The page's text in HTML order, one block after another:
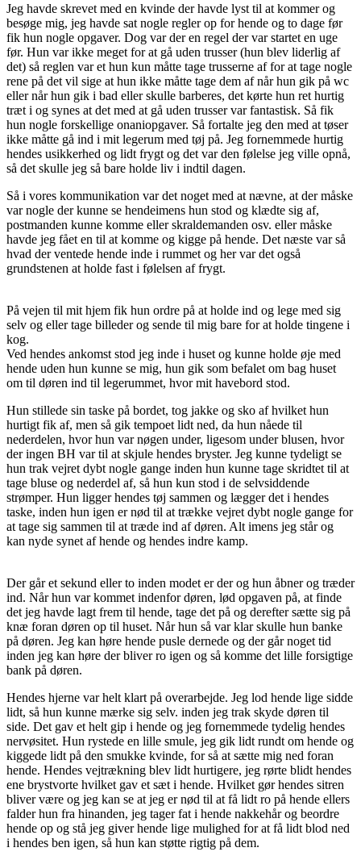
Jeg havde skrevet med en kvinde der havde lyst til at kommer og
besøge mig, jeg havde sat nogle regler op for hende og to dage før
fik hun nogle opgaver. Dog var der en regel der var startet en uge
før. Hun var ikke meget for at gå uden trusser (hun blev liderlig af
det) så reglen var et hun kun måtte tage trusserne af for at tage nogle
rene på det vil sige at hun ikke måtte tage dem af når hun gik på wc
eller når hun gik i bad eller skulle barberes, det kørte hun ret hurtig
træt i og synes at det med at gå uden trusser var fantastisk. Så fik
hun nogle forskellige onaniopgaver. Så fortalte jeg den med at tøser
ikke måtte gå ind i mit legerum med tøj på. Jeg fornemmede hurtig
hendes usikkerhed og lidt frygt og det var den følelse jeg ville opnå,
så det skulle jeg så bare holde liv i indtil dagen.
Så i vores kommunikation var det noget med at nævne, at der måske
var nogle der kunne se hendeimens hun stod og klædte sig af,
postmanden kunne komme eller skraldemanden osv. eller måske
havde jeg fået en til at komme og kigge på hende. Det næste var så
hvad der ventede hende inde i rummet og her var det også
grundstenen at holde fast i følelsen af frygt.
På vejen til mit hjem fik hun ordre på at holde ind og lege med sig
selv og eller tage billeder og sende til mig bare for at holde tingene i
kog.
Ved hendes ankomst stod jeg inde i huset og kunne holde øje med
hende uden hun kunne se mig, hun gik som befalet om bag huset
om til døren ind til legerummet, hvor mit havebord stod.
Hun stillede sin taske på bordet, tog jakke og sko af hvilket hun
hurtigt fik af, men så gik tempoet lidt ned, da hun nåede til
nederdelen, hvor hun var nøgen under, ligesom under blusen, hvor
der ingen BH var til at skjule hendes bryster. Jeg kunne tydeligt se
hun trak vejret dybt nogle gange inden hun kunne tage skridtet til at
tage bluse og nederdel af, så hun kun stod i de selvsiddende
strømper. Hun ligger hendes tøj sammen og lægger det i hendes
taske, inden hun igen er nød til at trække vejret dybt nogle gange for
at tage sig sammen til at træde ind af døren. Alt imens jeg står og
kan nyde synet af hende og hendes indre kamp.
Der går et sekund eller to inden modet er der og hun åbner og træder
ind. Når hun var kommet indenfor døren, lød opgaven på, at finde
det jeg havde lagt frem til hende, tage det på og derefter sætte sig på
knæ foran døren op til huset. Når hun så var klar skulle hun banke
på døren. Jeg kan høre hende pusle dernede og der går noget tid
inden jeg kan høre der bliver ro igen og så komme det lille forsigtige
bank på døren.
Hendes hjerne var helt klart på overarbejde. Jeg lod hende lige sidde
lidt, så hun kunne mærke sig selv. inden jeg trak skyde døren til
side. Det gav et helt gip i hende og jeg fornemmede tydelig hendes
nervøsitet. Hun rystede en lille smule, jeg gik lidt rundt om hende og
kiggede lidt på den smukke kvinde, for så at sætte mig ned foran
hende. Hendes vejtrækning blev lidt hurtigere, jeg rørte blidt hendes
ene brystvorte hvilket gav et sæt i hende. Hvilket gør hendes sitren
bliver være og jeg kan se at jeg er nød til at få lidt ro på hende ellers
falder hun fra hinanden, jeg tager fat i hende nakkehår og beordre
hende op og stå jeg giver hende lige mulighed for at få lidt blod ned
i hendes ben igen, så hun kan støtte rigtig på dem.